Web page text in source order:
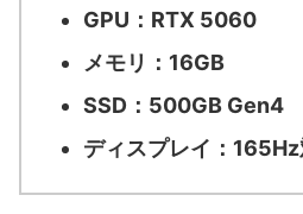
GPU：RTX 5060
メモリ：16GB
SSD：500GB Gen4
ディスプレイ：